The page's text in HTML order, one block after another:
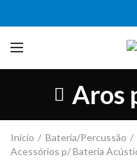
Aros
Início Bateria/Percussão
Acessórios p/ Bateria